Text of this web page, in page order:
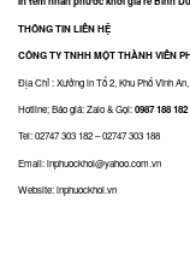
THÔNG TIN LIÊN HỆ
CÔNG TY TNHH MỘT THÀNH VIÊN
Địa Chỉ : Xưởng in Tổ 2, Khu Phố Vĩnh
Hotline; Báo giá: Zalo & Gọi:0987 188 182
Tel:02747 303 182–02747 303 188
Email:inphuockhoi@yahoo.com.vn
Website:inphuockhoi.vn